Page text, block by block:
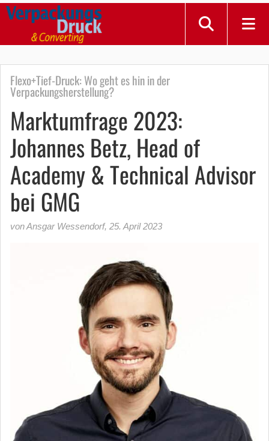
Flexo+Tief-Druck: Wo geht es hin in der
Verpackungsherstellung?
Marktumfrage 2023:
Johannes Betz, Head of
Academy & Technical Advisor
bei GMG
von Ansgar Wessendorf, 25. April 2023